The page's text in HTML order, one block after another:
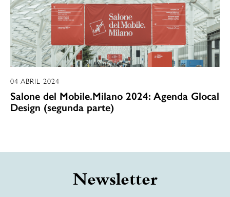
04 ABRIL 2024
Salone del Mobile.Milano 2024: Agenda Glocal
Design (segunda parte)
Newsletter